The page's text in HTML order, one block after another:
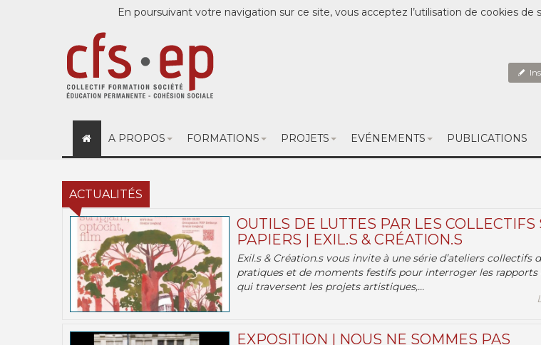
En poursuivant votre navigation sur ce site, vous acceptez l’utilisation de cookies de
A PROPOS FORMATIONS PROJETS EVÉNEMENTS PUBLICATIONS
ACTUALITÉS
OUTILS DE LUTTES PAR LES COLLECTIFS
PAPIERS | EXIL.S & CRÉATION.S
Exil.s & Création.s vous invite à une série d’ateliers collectifs
pratiques et de moments festifs pour interroger les rapports
qui traversent les projets artistiques,...
EXPOSITION | NOUS NE SOMMES PAS